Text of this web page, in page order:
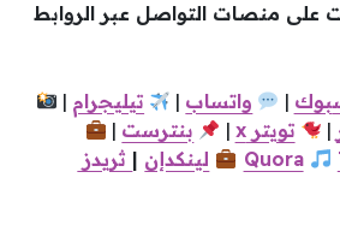
على منصات التواصل عبر الروابط
بوك | واتساب | تيليجرام |
| تويتر x | بنترست |
Quora لينكدإن | ثريدز